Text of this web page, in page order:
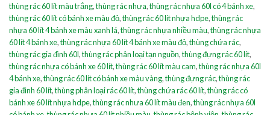
thùng rác 60 lít màu trắng,thùng rác nhựa,thùng rác nhựa 60l có 4 bánh xe,
thùng rác 60 lít có bánh xe màu đỏ,thùng rác 60 lít nhựa hdpe,thùng rác
nhựa 60 lít 4 bánh xe màu xanh lá,thùng rác nhựa nhiều màu,thùng rác nhựa
60 lít 4 bánh xe,thùng rác nhựa 60 lít 4 bánh xe màu đỏ,thùng chứa rác,
thùng rác gia đình 60l,thùng rác phân loại tạn nguồn,thùng đựng rác 60 lít,
thùng rác nhựa có bánh xe 60 lít,thùng rác 60 lít màu cam,thùng rác nhựa 60l
4 bánh xe,thùng rác 60 lít có bánh xe màu vàng,thùng đựng rác,thùng rác
gia đình 60 lít,thùng phân loại rác 60 lít,thùng chứa rác 60 lít,thùng rác có
bánh xe 60 lít nhựa hdpe,thùng rác nhưa 60 lít màu đen,thùng rác nhựa 60l